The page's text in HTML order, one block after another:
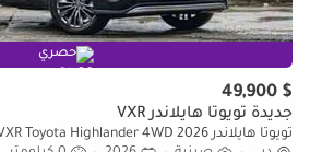
حصري
$ 49,900
جديدة تويوتا هايلاندر VXR
تويوتا هايلاندر VXR Toyota Highlander 4WD 2026